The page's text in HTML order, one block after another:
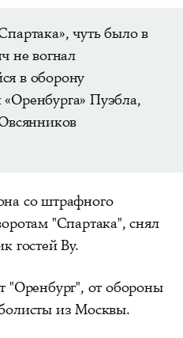
чуть было в
не вогнал
в оборону
Пуэбла,
со штрафного
"Спартака", снял
гостей Ву.
"Оренбург", от обороны
из Москвы.